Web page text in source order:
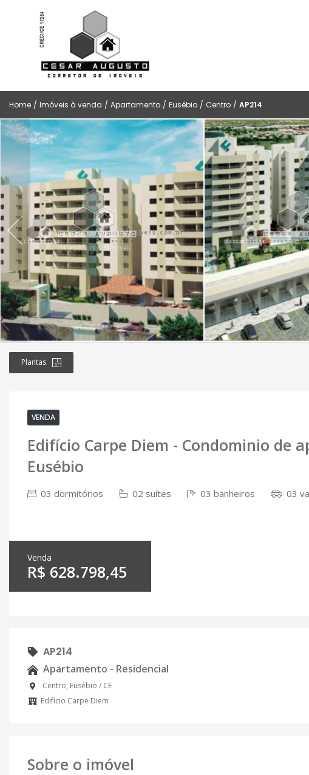
Home / Imóveis à venda / Apartamento / Eusébio / Centro / AP214
Plantas
VENDA
Edifício Carpe Diem - Condominio de
Eusébio
03 dormitórios 02 suítes 03 banheiros 03
Venda
R$ 628.798,45
AP214
Apartamento - Residencial
Centro, Eusébio / CE
Edifício Carpe Diem
Sobre o imóvel